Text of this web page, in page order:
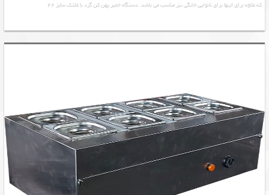
که علاوه برای اینها برای نانوایی خانگی نیز مناسب می باشد. دستگاه خمیر پهن کن گرد با غلتک سایز 42